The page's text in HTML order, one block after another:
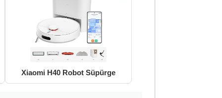
Xiaomi H40 Robot Süpürge